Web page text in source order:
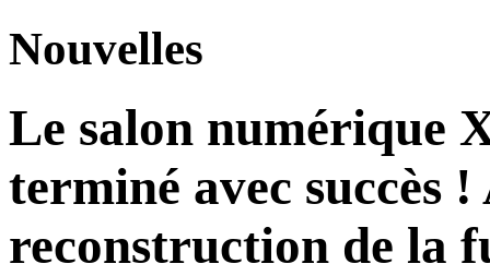
Nouvelles
Le salon numérique
terminé avec succès
reconstruction de la